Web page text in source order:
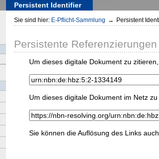
Persistent Identifier
Sie sind hier: E-Pflicht-Sammlung → Persistent
Persistente Referenzierungen
Um dieses digitale Dokument zu
Um dieses digitale Dokument im Netz
Sie können die Auflösung des Links